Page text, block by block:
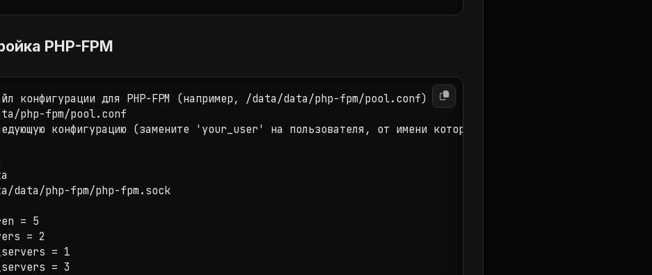
PHP-FPM
конфигурации для PHP-FPM (например, /data/data/php-fpm/pool.conf)
php-fpm/pool.conf
конфигурацию (замените 'your_user' на пользователя, от имени которого будет работать PHP-FPM)
php-fpm/php-fpm.sock
= 5
= 2
= 1
= 3